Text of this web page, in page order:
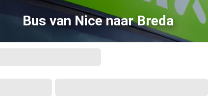
Bus van Nice naar Breda